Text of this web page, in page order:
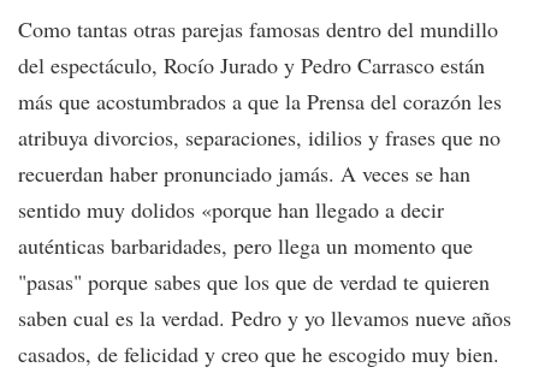
Como tantas otras parejas famosas dentro del mundillo
del espectáculo, Rocío Jurado y Pedro Carrasco están
más que acostumbrados a que la Prensa del corazón les
atribuya divorcios, separaciones, idilios y frases que no
recuerdan haber pronunciado jamás. A veces se han
sentido muy dolidos «porque han llegado a decir
auténticas barbaridades, pero llega un momento que
"pasas" porque sabes que los que de verdad te quieren
saben cual es la verdad. Pedro y yo llevamos nueve años
casados, de felicidad y creo que he escogido muy bien.